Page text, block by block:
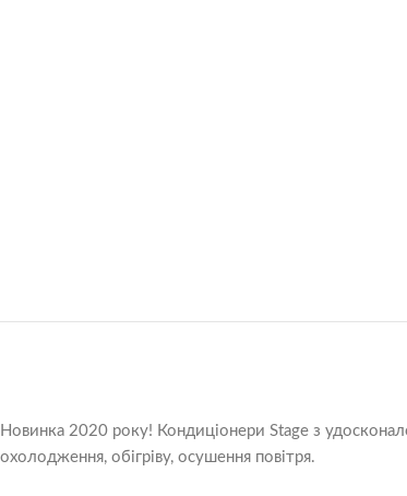
Новинка 2020 року! Кондиціонери Stage з
охолодження, обігріву, осушення повітря.